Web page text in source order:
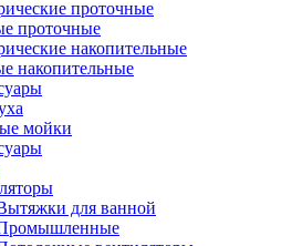
проточные
проточные
накопительные
накопительные
мойки
для ванной